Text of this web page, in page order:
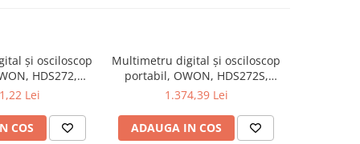
și osciloscop
HDS272,
200mA-
Lei
COS
Multimetru digital și osciloscop
portabil, OWON, HDS272S,
200mV-1kV, 200mA-
1.374,39 Lei
ADAUGA IN COS